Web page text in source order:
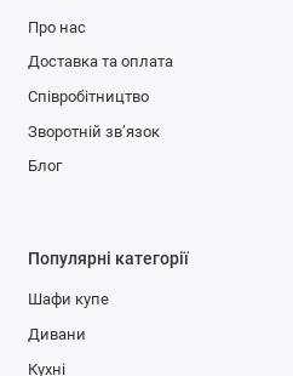
Про нас
Доставка та оплата
Співробітництво
Зворотній зв’язок
Блог
Популярні категорії
Шафи купе
Дивани
Кухні